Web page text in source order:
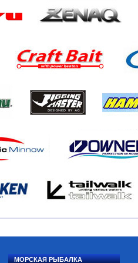
МОРСКАЯ РЫБАЛКА